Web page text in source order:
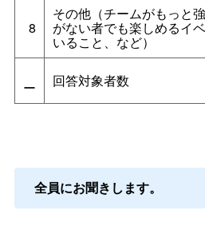
8
その他（チームがもっと
がない者でも楽しめるイ
いること、など）
ー 回答対象者数
全員にお聞きします。